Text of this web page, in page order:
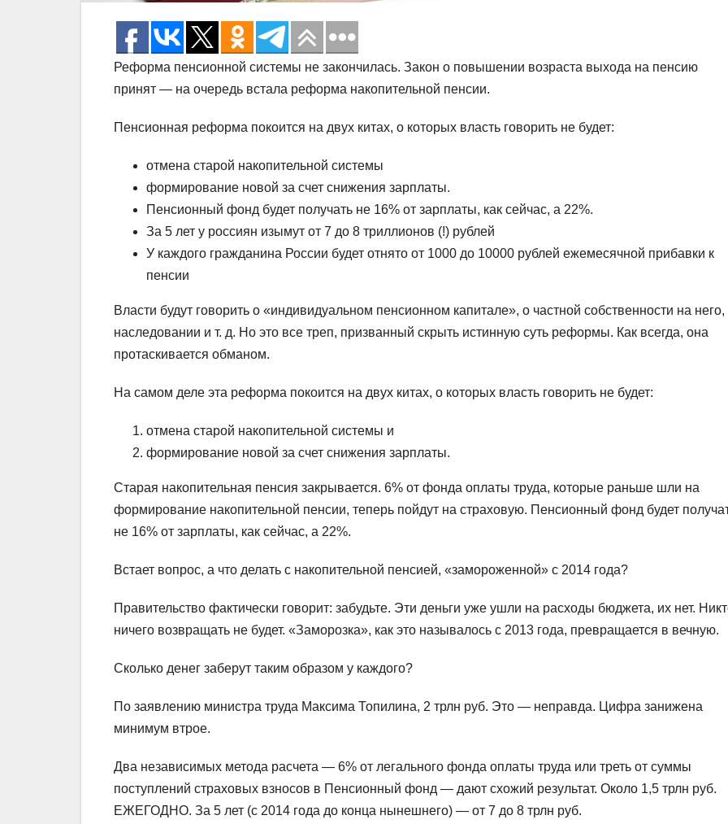
Реформа пенсионной системы не закончилась. Закон о повышении возраста выхода на пенсию
принят — на очередь встала реформа накопительной пенсии.
Пенсионная реформа покоится на двух китах, о которых власть говорить не будет:
отмена старой накопительной системы
формирование новой за счет снижения зарплаты.
Пенсионный фонд будет получать не 16% от зарплаты, как сейчас, а 22%.
За 5 лет у россиян изымут от 7 до 8 триллионов (!) рублей
У каждого гражданина России будет отнято от 1000 до 10000 рублей ежемесячной прибавки к
пенсии
Власти будут говорить о «индивидуальном пенсионном капитале», о частной собственности на него,
наследовании и т. д. Но это все треп, призванный скрыть истинную суть реформы. Как всегда, она
протаскивается обманом.
На самом деле эта реформа покоится на двух китах, о которых власть говорить не будет:
отмена старой накопительной системы и
формирование новой за счет снижения зарплаты.
Старая накопительная пенсия закрывается. 6% от фонда оплаты труда, которые раньше шли на
формирование накопительной пенсии, теперь пойдут на страховую. Пенсионный фонд будет
не 16% от зарплаты, как сейчас, а 22%.
Встает вопрос, а что делать с накопительной пенсией, «замороженной» с 2014 года?
Правительство фактически говорит: забудьте. Эти деньги уже ушли на расходы бюджета, их нет.
ничего возвращать не будет. «Заморозка», как это называлось с 2013 года, превращается в вечную.
Сколько денег заберут таким образом у каждого?
По заявлению министра труда Максима Топилина, 2 трлн руб. Это — неправда. Цифра занижена
минимум втрое.
Два независимых метода расчета — 6% от легального фонда оплаты труда или треть от суммы
поступлений страховых взносов в Пенсионный фонд — дают схожий результат. Около 1,5 трлн руб.
ЕЖЕГОДНО. За 5 лет (с 2014 года до конца нынешнего) — от 7 до 8 трлн руб.